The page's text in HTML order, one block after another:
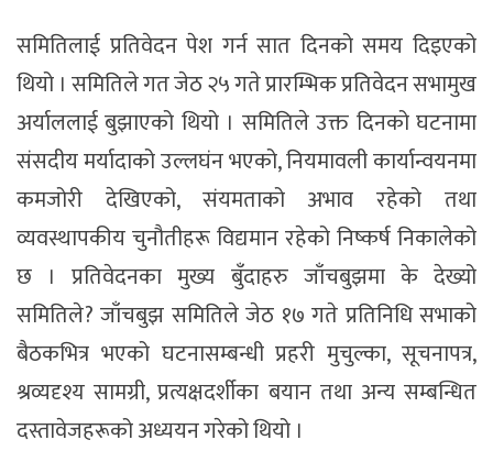
समितिलाई प्रतिवेदन पेश गर्न सात दिनको समय दिइएको
थियो । समितिले गत जेठ २५ गते प्रारम्भिक प्रतिवेदन सभामुख
अर्याललाई बुझाएको थियो । समितिले उक्त दिनको घटनामा
संसदीय मर्यादाको उल्लघंन भएको, नियमावली कार्यान्वयनमा
कमजोरी देखिएको, संयमताको अभाव रहेको तथा
व्यवस्थापकीय चुनौतीहरू विद्यमान रहेको निष्कर्ष निकालेको
छ । प्रतिवेदनका मुख्य बुँदाहरु जाँचबुझमा के देख्यो
समितिले? जाँचबुझ समितिले जेठ १७ गते प्रतिनिधि सभाको
बैठकभित्र भएको घटनासम्बन्धी प्रहरी मुचुल्का, सूचनापत्र,
श्रव्यदृश्य सामग्री, प्रत्यक्षदर्शीका बयान तथा अन्य सम्बन्धित
दस्तावेजहरूको अध्ययन गरेको थियो ।